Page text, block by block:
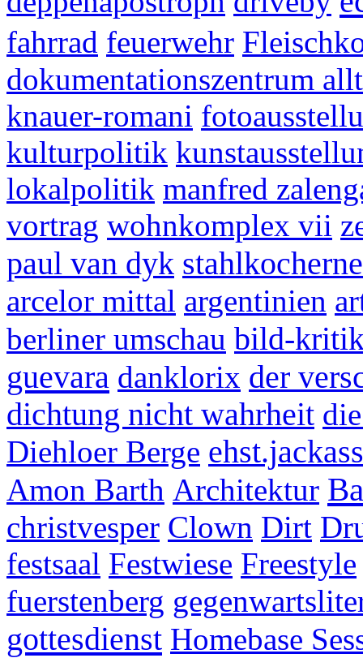
fahrrad feuerwehr
dokumentationszentrum
knauer-romani
kulturpolitik
lokalpolitik manfred
vortrag wohnkomplex vii
paul van dyk
arcelor mittal argentinien
berliner umschau bild-
guevara danklorix der
dichtung nicht wahrheit
Diehloer Berge ehst.jackass
Amon Barth Architektur
christvesper Clown Dirt
festsaal Festwiese Freestyle
fuerstenberg
gottesdienst Homebase